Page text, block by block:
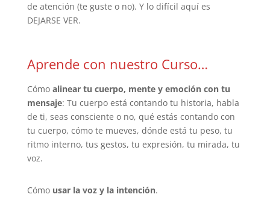
de atención (te guste o no). Y lo difícil aquí es
DEJARSE VER.
Aprende con nuestro Curso…
Cómo alinear tu cuerpo, mente y emoción con tu
mensaje: Tu cuerpo está contando tu historia, habla
de ti, seas consciente o no, qué estás contando con
tu cuerpo, cómo te mueves, dónde está tu peso, tu
ritmo interno, tus gestos, tu expresión, tu mirada, tu
voz.
Cómo usar la voz y la intención.